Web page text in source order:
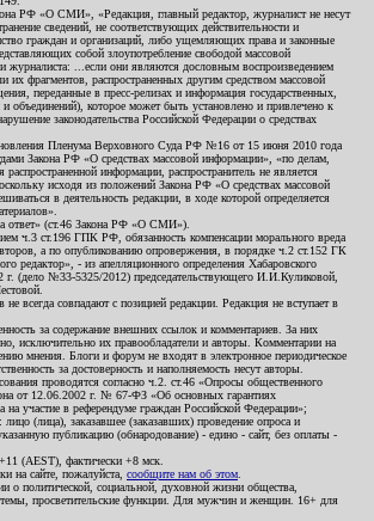
РФ «О СМИ», «Редакция, главный редактор, журналист не несут
сведений, не соответствующих действительности и
граждан и организаций, либо ущемляющих права и законные
собой злоупотребление свободой массовой
журналиста: ...если они являются дословным воспроизведением
их фрагментов, распространенных другим средством массовой
переданные в пресс-релизах и информация государственных,
объединений), которое может быть установлено и привлечено к
законодательства Российской Федерации о средствах
Пленума Верховного Суда РФ №16 от 15 июня 2010 года
Закона РФ «О средствах массовой информации», «по делам,
информации, распространитель не является
исходя из положений Закона РФ «О средствах массовой
в деятельность редакции, в ходе которой определяется
ответ» (ст.46 Закона РФ «О СМИ»).
ч.3 ст.196 ГПК РФ, обязанность компенсации морального вреда
а по опубликованию опровержения, в порядке ч.2 ст.152 ГК
редактор», - из апелляционного определения Хабаровского
г. (дело №33-5325/2012) председательствующего И.И.Куликовой,
всегда совпадают с позицией редакции. Редакция не вступает в
за содержание внешних ссылок и комментариев. За них
исключительно их правообладатели и авторы. Комментарии на
мнения. Блоги и форум не входят в электронное периодическое
за достоверность и наполняемость несут авторы.
проводятся согласно ч.2. ст.46 «Опросы общественного
от 12.06.2002 г. № 67-ФЗ «Об основных гарантиях
на участие в референдуме граждан Российской Федерации»;
лицо (лица), заказавшее (заказавших) проведение опроса и
публикацию (обнародование) - едино - сайт, без оплаты -
(AEST), фактически +8 мск.
на сайте, пожалуйста, сообщите нам об этом
о политической, социальной, духовной жизни общества,
темы, просветительские функции. Для мужчин и женщин. 16+ для